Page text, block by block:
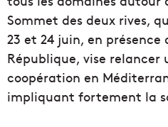
Sommet des deux rives,
23 et 24 juin, en
République, vise relancer
coopération en
impliquant fortement la